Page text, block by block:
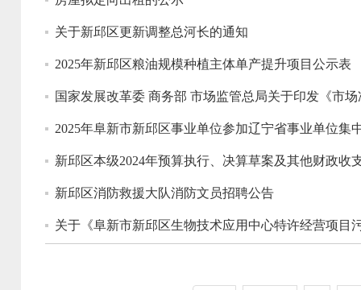
关于新邱区更新调整总河长的通知
2025年新邱区粮油规模种植主体单产提升项目公示表
国家发展改革委 商务部 市场监管总局关于印发《市
2025年阜新市新邱区事业单位参加辽宁省事业单位集
新邱区本级2024年预算执行、决算草案及其他财政收
新邱区消防救援大队消防文员招聘公告
关于《阜新市新邱区生物技术应用中心特许经营项目